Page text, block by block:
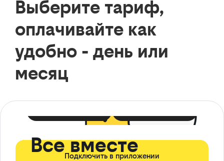
Выберите тариф,
оплачивайте как
удобно - день или
месяц
Все вместе
Подключить в приложении